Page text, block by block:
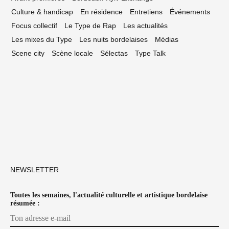
Culture & handicap
En résidence Entretiens
Événements
Focus collectif
Le Type de Rap
Les actualités
Les mixes du Type
Les nuits bordelaises
Médias
Scene city
Scène locale Sélectas Type Talk
NEWSLETTER
Toutes les semaines, l'actualité culturelle et artistique bordelaise
résumée :